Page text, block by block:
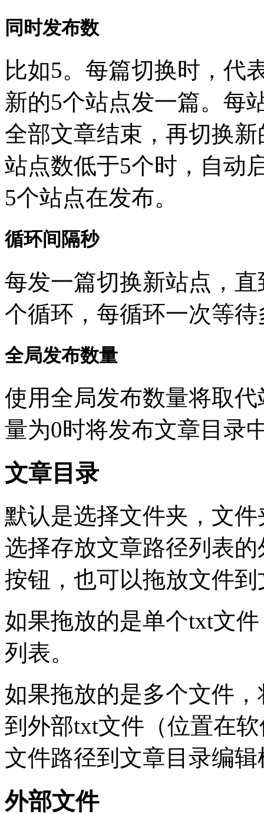
同时发布数
比如5。每篇切换时，代
新的5个站点发一篇。每
全部文章结束，再切换
站点数低于5个时，自动
5个站点在发布。
循环间隔秒
每发一篇切换新站点，
个循环，每循环一次等
全局发布数量
使用全局发布数量将取
量为0时将发布文章目录
文章目录
默认是选择文件夹，文
选择存放文章路径列表
按钮，也可以拖放文件
如果拖放的是单个txt文
列表。
如果拖放的是多个文件
到外部txt文件（位置在
文件路径到文章目录编辑
外部文件